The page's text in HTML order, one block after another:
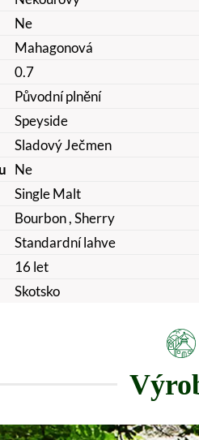
Ne
Mahagonová
0.7
Původní plnění
Speyside
Sladový Ječmen
Ne
Single Malt
Bourbon, Sherry
Standardní lahve
16 let
Skotsko